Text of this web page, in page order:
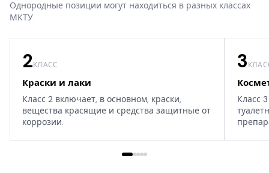
Однородные позиции могут находиться в разных классах
МКТУ.
2КЛАСС
Краски и лаки
Класс 2 включает, в основном, краски,
вещества красящие и средства защитные от
коррозии.
3
Класс